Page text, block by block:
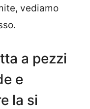
vediamo
a pezzi
e
la si